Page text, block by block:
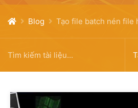
Blog Tạo file batch nén file